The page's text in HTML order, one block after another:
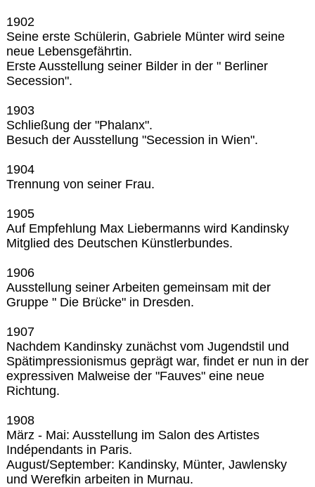
1902
Seine erste Schülerin, Gabriele Münter wird seine
neue Lebensgefährtin.
Erste Ausstellung seiner Bilder in der " Berliner
Secession".
1903
Schließung der "Phalanx".
Besuch der Ausstellung "Secession in Wien".
1904
Trennung von seiner Frau.
1905
Auf Empfehlung Max Liebermanns wird Kandinsky
Mitglied des Deutschen Künstlerbundes.
1906
Ausstellung seiner Arbeiten gemeinsam mit der
Gruppe " Die Brücke" in Dresden.
1907
Nachdem Kandinsky zunächst vom Jugendstil und
Spätimpressionismus geprägt war, findet er nun in der
expressiven Malweise der "Fauves" eine neue
Richtung.
1908
März - Mai: Ausstellung im Salon des Artistes
Indépendants in Paris.
August/September: Kandinsky, Münter, Jawlensky
und Werefkin arbeiten in Murnau.